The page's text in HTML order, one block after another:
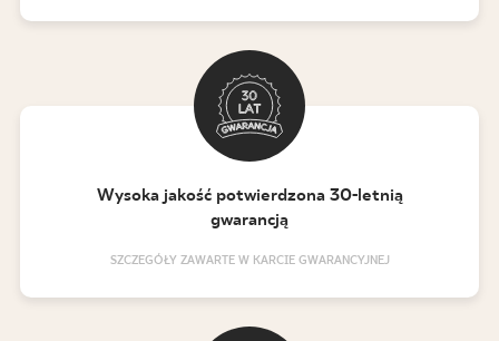
Wysoka jakość potwierdzona 30-letnią
gwarancją
SZCZEGÓŁY ZAWARTE W KARCIE GWARANCYJNEJ